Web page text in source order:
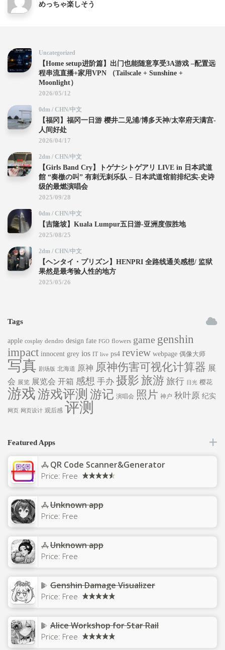
めっちゃ楽しそう
Uncategorized
【Home setup进阶篇】出门也能随意享受3A游戏 –配置远
程串流直播+家用VPN （Tailscale + Sunshine +
Moonlight）
2026/05/12
0dm / CHN/中文
【福冈】福冈一日游 樱井二见浦/博多天神/太宰府天满宫-
人间好处
2026/04/17
2dm / CHN/中文
【Girls Band Cry】トゲナシトゲアリ LIVE in 日本武道
館 “奏檄の叫” 有刺无刺乐队 – 日本武道馆前排纪实-史诗
级的最燃演唱会
2025/09/28
0dm / CHN/中文
【吉隆坡】Kuala Lumpur五日游-亚洲度假胜地
2025/08/25
2dm / CHN/中文
【ヘンタイ・プリズン】HENPRI 全路线通关感想/ 监狱
果然是最考验人性的地方
2025/05/26
Tags
apple cosplay dendro design fate FGO flowers game genshin
impact innocent grey ios IT live ps4 review webpage 偶像大师
写真 剧场版 北海道 原神 原神伤害可视化计算器 展
会 展览 展览会 开箱 感想 手办 摄影 旅游 旅行 日光 樱花
游戏游戏评测 游记 演唱会 照片 神户 秋叶原 纪实
网页 网页设计 观后感 评测
Featured Apps
QR Code Scanner&Generator
Price: Free
Unknown app
Price: Free
Unknown app
Price: Free
Genshin Damage Visualizer
Price: Free
Alice Workshop for Star Rail
Price: Free